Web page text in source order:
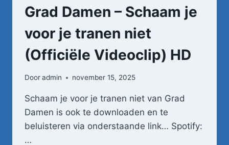
Grad Damen – Schaam je
voor je tranen niet
(Officiële Videoclip) HD
Dooradmin november 15, 2025
Schaam je voor je tranen niet van Grad
Damen is ook te downloaden en te
beluisteren via onderstaande link… Spotify:
…